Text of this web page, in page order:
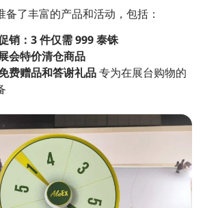
了丰富的产品和活动，包括：
销：3 件仅需 999 泰铢
会特价清仓商品
费赠品和答谢礼品专为在展台购物的